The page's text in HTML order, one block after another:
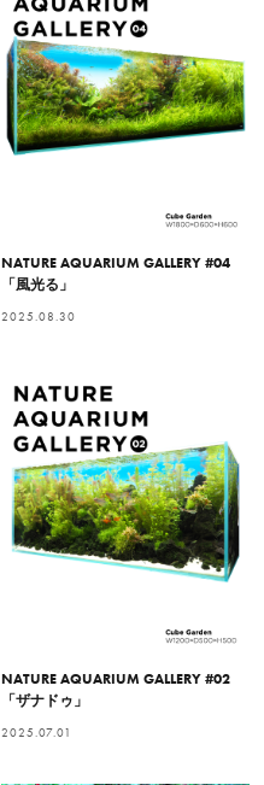
NATURE AQUARIUM GALLERY #04
「風光る」
2025.08.30
NATURE AQUARIUM GALLERY #02
「ザナドゥ」
2025.07.01